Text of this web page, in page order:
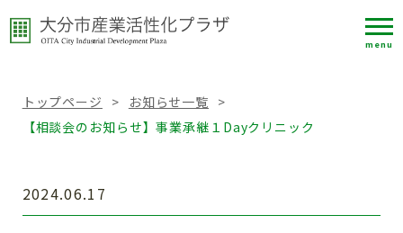
menu
トップページ > お知らせ一覧 >
【相談会のお知らせ】事業承継１Dayクリニック
2024.06.17